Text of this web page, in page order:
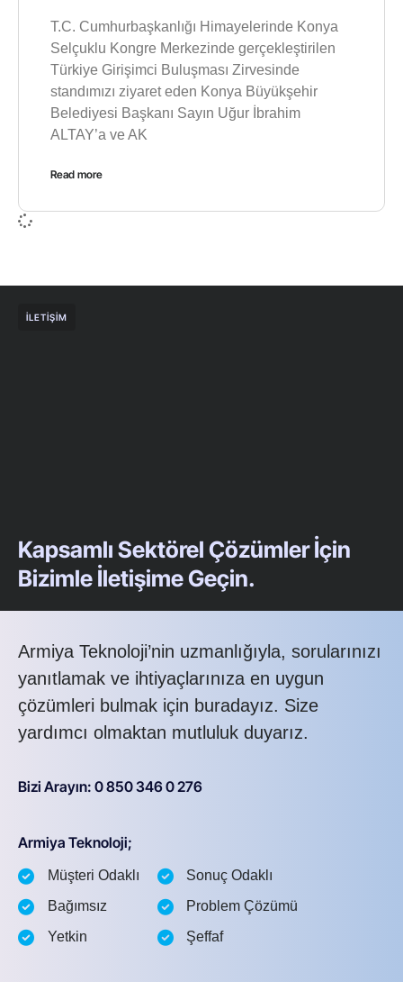
T.C. Cumhurbaşkanlığı Himayelerinde Konya
Selçuklu Kongre Merkezinde gerçekleştirilen
Türkiye Girişimci Buluşması Zirvesinde
standımızı ziyaret eden Konya Büyükşehir
Belediyesi Başkanı Sayın Uğur İbrahim
ALTAY’a ve AK
Read more
İLETIŞIM
Kapsamlı Sektörel Çözümler İçin
Bizimle İletişime Geçin.
Armiya Teknoloji’nin uzmanlığıyla, sorularınızı
yanıtlamak ve ihtiyaçlarınıza en uygun
çözümleri bulmak için buradayız. Size
yardımcı olmaktan mutluluk duyarız.
Bizi Arayın: 0 850 346 0 276
Armiya Teknoloji;
Müşteri Odaklı
Bağımsız
Yetkin
Sonuç Odaklı
Problem Çözümü
Şeffaf